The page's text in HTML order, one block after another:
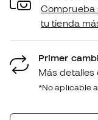
Comprueba
tu tienda
Primer
Más detalles
*No aplicable